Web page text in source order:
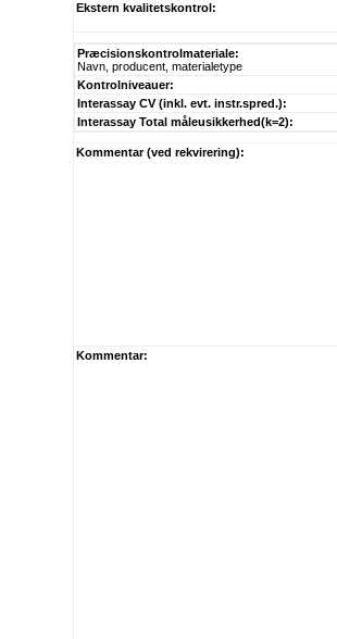
Ekstern kvalitetskontrol:
Præcisionskontrolmateriale:
Navn, producent, materialetype
Kontrolniveauer:
Interassay CV (inkl. evt. instr.spred.):
Interassay Total måleusikkerhed(k=2):
Kommentar (ved rekvirering):
Kommentar: